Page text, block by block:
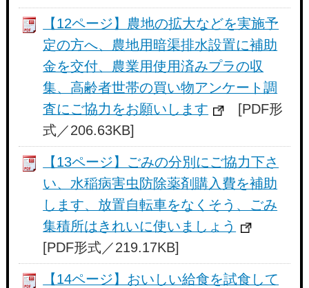
【12ページ】農地の拡大などを実施予
定の方へ、農地用暗渠排水設置に補助
金を交付、農業用使用済みプラの収
集、高齢者世帯の買い物アンケート調
査にご協力をお願いします
[PDF形
式／206.63KB]
【13ページ】ごみの分別にご協力下さ
い、水稲病害虫防除薬剤購入費を補助
します、放置自転車をなくそう、ごみ
集積所はきれいに使いましょう
[PDF形式／219.17KB]
【14ページ】おいしい給食を試食して